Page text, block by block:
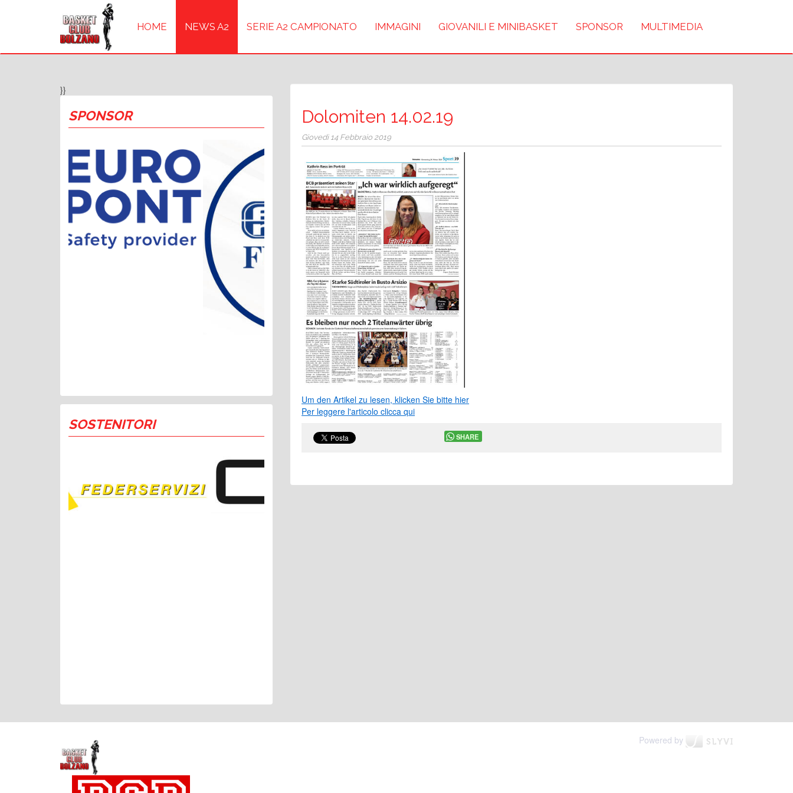
HOME NEWS A2 SERIE A2 CAMPIONATO IMMAGINI GIOVANILI E MINIBASKET SPONSOR MULTIMEDIA
}}
SPONSOR
SOSTENITORI
Dolomiten 14.02.19
Giovedì 14 Febbraio 2019
Um den Artikel zu lesen, klicken Sie bitte hier
Per leggere l'articolo clicca qui
SHARE
Powered by